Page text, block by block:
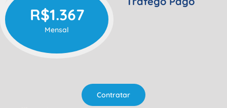
R$1.367
Mensal
Contratar